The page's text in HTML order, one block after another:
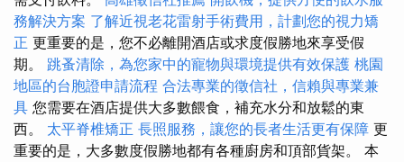
務解決方案 了解近視老花雷射手術費用，計劃您的視力矯
正 更重要的是，您不必離開酒店或求度假勝地來享受假
期。 跳蚤清除，為您家中的寵物與環境提供有效保護 桃園
地區的台胞證申請流程 合法專業的徵信社，信賴與專業兼
具 您需要在酒店提供大多數餵食，補充水分和放鬆的東
西。 太平脊椎矯正 長照服務，讓您的長者生活更有保障 更
重要的是，大多數度假勝地都有各種廚房和頂部貨架。 本